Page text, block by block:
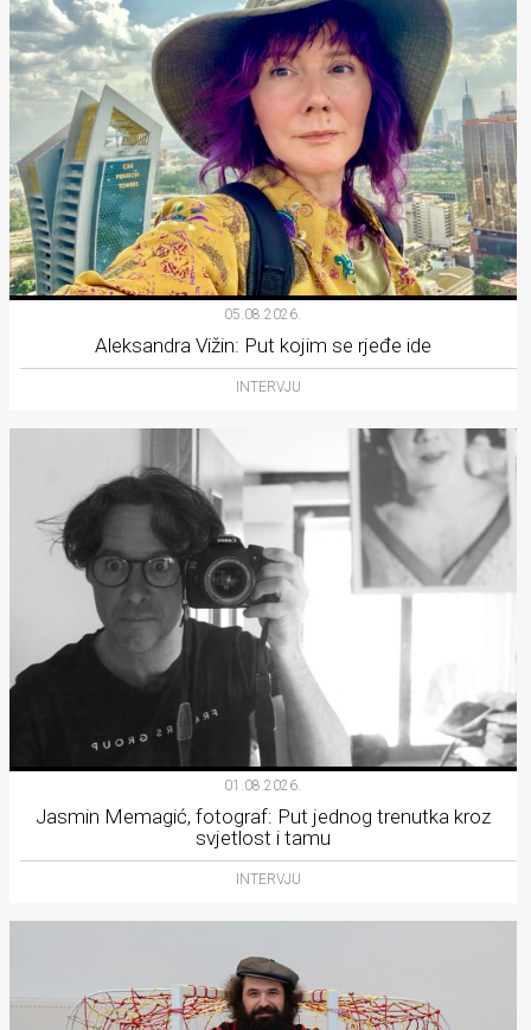
05.08.2026.
Aleksandra Vižin: Put kojim se rjeđe ide
INTERVJU
01.08.2026.
Jasmin Memagić, fotograf: Put jednog trenutka kroz
svjetlost i tamu
INTERVJU